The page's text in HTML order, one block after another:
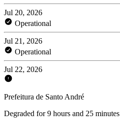
Jul 20, 2026
Operational
Jul 21, 2026
Operational
Jul 22, 2026
Prefeitura de Santo André
Degraded for 9 hours and 25 minutes